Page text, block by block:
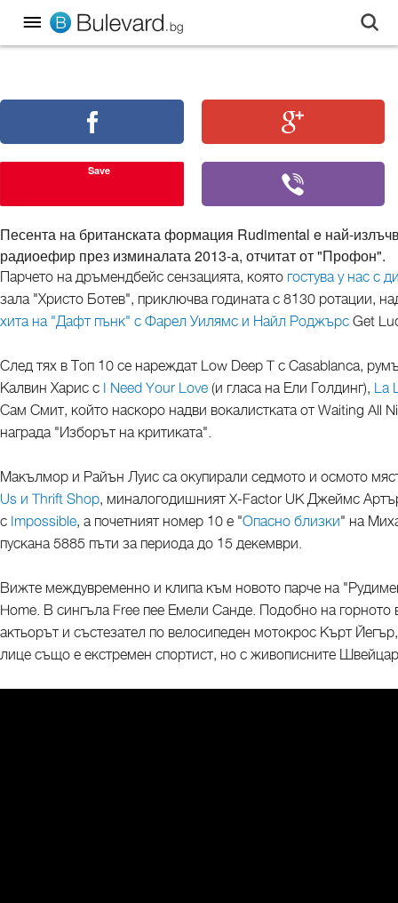
Save
Песента на британската формация Rudimental e най-
радиоефир през изминалата 2013-а, отчитат от "Профон".
Парчето на дръмендбейс сензацията, която гостува у нас с
зала "Христо Ботев", приключва годината с 8130 ротации,
хита на "Дафт пънк" с Фарел Уилямс и Найл Роджърс Get
След тях в Топ 10 се нареждат Low Deep T с Casablanca,
Калвин Харис с I Need Your Love (и гласа на Ели Голдинг), La
Сам Смит, който наскоро надви вокалистката от Waiting All
награда "Изборът на критиката".
Макълмор и Райън Луис са окупирали седмото и осмото
Us и Thrift Shop, миналогодишният X-Factor UK Джеймс
с Impossible, а почетният номер 10 е "Опасно близки" на
пускана 5885 пъти за периода до 15 декември.
Вижте междувременно и клипа към новото парче на
Home. В сингъла Free пее Емели Санде. Подобно на горното
актьорът и състезател по велосипеден мотокрос Кърт
лице също е екстремен спортист, но с живописните